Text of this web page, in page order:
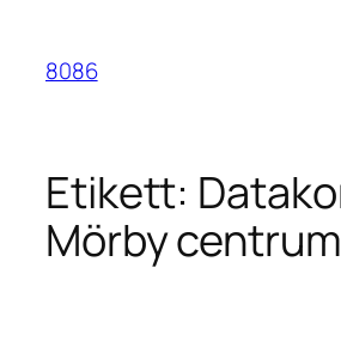
innehåll
8086
Etikett:
Mörby centrum